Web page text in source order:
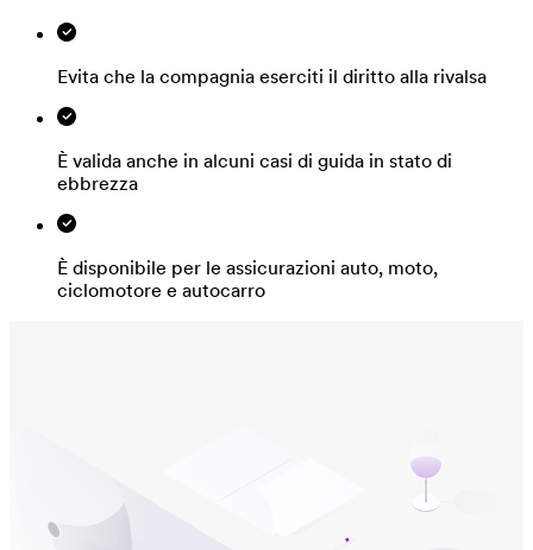
Evita che la compagnia eserciti il diritto alla rivalsa
È valida anche in alcuni casi di guida in stato di
ebbrezza
È disponibile per le assicurazioni auto, moto,
ciclomotore e autocarro